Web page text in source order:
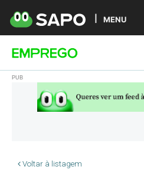
MENU
Voltar à listagem